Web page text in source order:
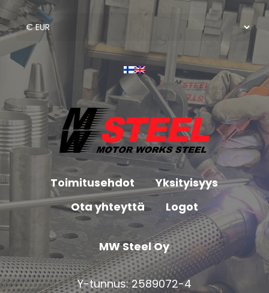
Toimitusehdot
Yksityisyys
Ota yhteyttä
Logot
MW Steel Oy
Y-tunnus: 2589072-4